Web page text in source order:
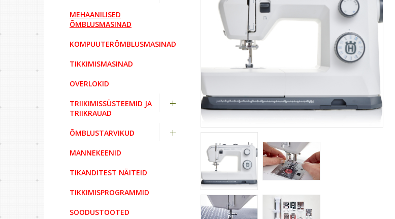
MEHAANILISED
ÕMBLUSMASINAD
KOMPUUTERÕMBLUSMASINAD
TIKKIMISMASINAD
OVERLOKID
TRIIKIMISSÜSTEEMID JA
TRIIKRAUAD
ÕMBLUSTARVIKUD
MANNEKEENID
TIKANDITEST NÄITEID
TIKKIMISPROGRAMMID
SOODUSTOOTED